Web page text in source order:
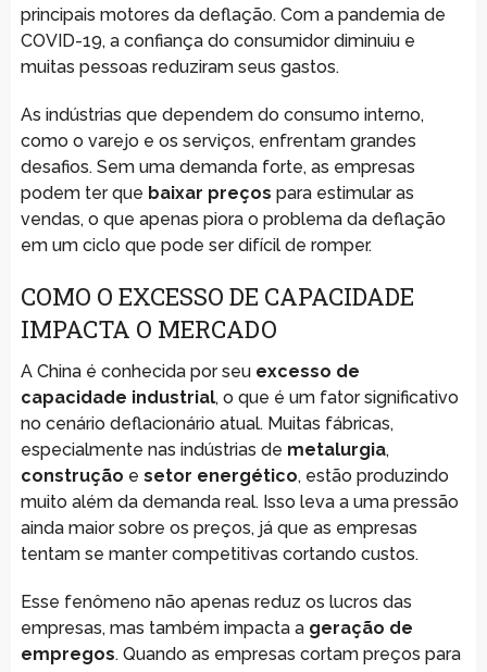
principais motores da deflação. Com a pandemia de
COVID-19, a confiança do consumidor diminuiu e
muitas pessoas reduziram seus gastos.
As indústrias que dependem do consumo interno,
como o varejo e os serviços, enfrentam grandes
desafios. Sem uma demanda forte, as empresas
podem ter que baixar preços para estimular as
vendas, o que apenas piora o problema da deflação
em um ciclo que pode ser difícil de romper.
COMO O EXCESSO DE CAPACIDADE
IMPACTA O MERCADO
A China é conhecida por seu excesso de
capacidade industrial, o que é um fator significativo
no cenário deflacionário atual. Muitas fábricas,
especialmente nas indústrias de metalurgia,
construção e setor energético, estão produzindo
muito além da demanda real. Isso leva a uma pressão
ainda maior sobre os preços, já que as empresas
tentam se manter competitivas cortando custos.
Esse fenômeno não apenas reduz os lucros das
empresas, mas também impacta a geração de
empregos. Quando as empresas cortam preços para